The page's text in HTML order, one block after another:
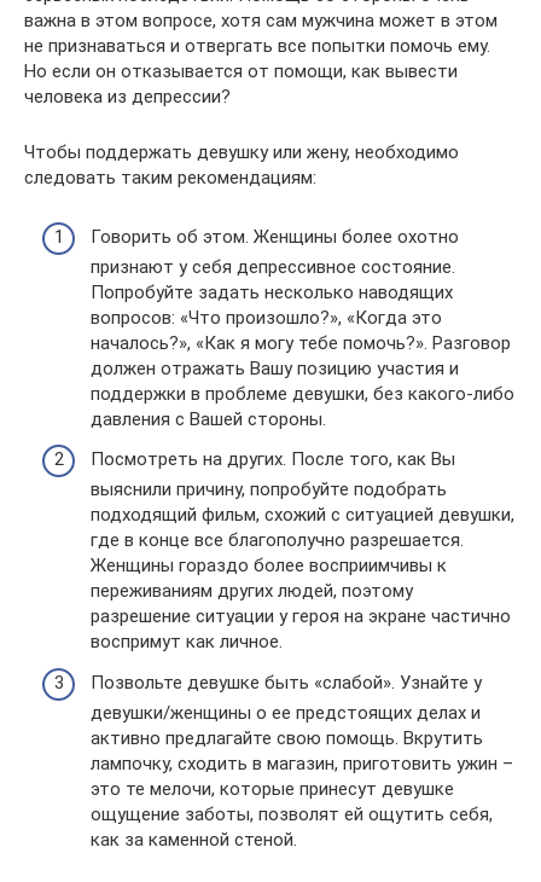
важна в этом вопросе, хотя сам мужчина может в этом
не признаваться и отвергать все попытки помочь ему.
Но если он отказывается от помощи, как вывести
человека из депрессии?
Чтобы поддержать девушку или жену, необходимо
следовать таким рекомендациям:
Говорить об этом. Женщины более охотно
признают у себя депрессивное состояние.
Попробуйте задать несколько наводящих
вопросов: «Что произошло?», «Когда это
началось?», «Как я могу тебе помочь?». Разговор
должен отражать Вашу позицию участия и
поддержки в проблеме девушки, без какого-либо
давления с Вашей стороны.
Посмотреть на других. После того, как Вы
выяснили причину, попробуйте подобрать
подходящий фильм, схожий с ситуацией девушки,
где в конце все благополучно разрешается.
Женщины гораздо более восприимчивы к
переживаниям других людей, поэтому
разрешение ситуации у героя на экране частично
воспримут как личное.
Позвольте девушке быть «слабой». Узнайте у
девушки/женщины о ее предстоящих делах и
активно предлагайте свою помощь. Вкрутить
лампочку, сходить в магазин, приготовить ужин –
это те мелочи, которые принесут девушке
ощущение заботы, позволят ей ощутить себя,
как за каменной стеной.